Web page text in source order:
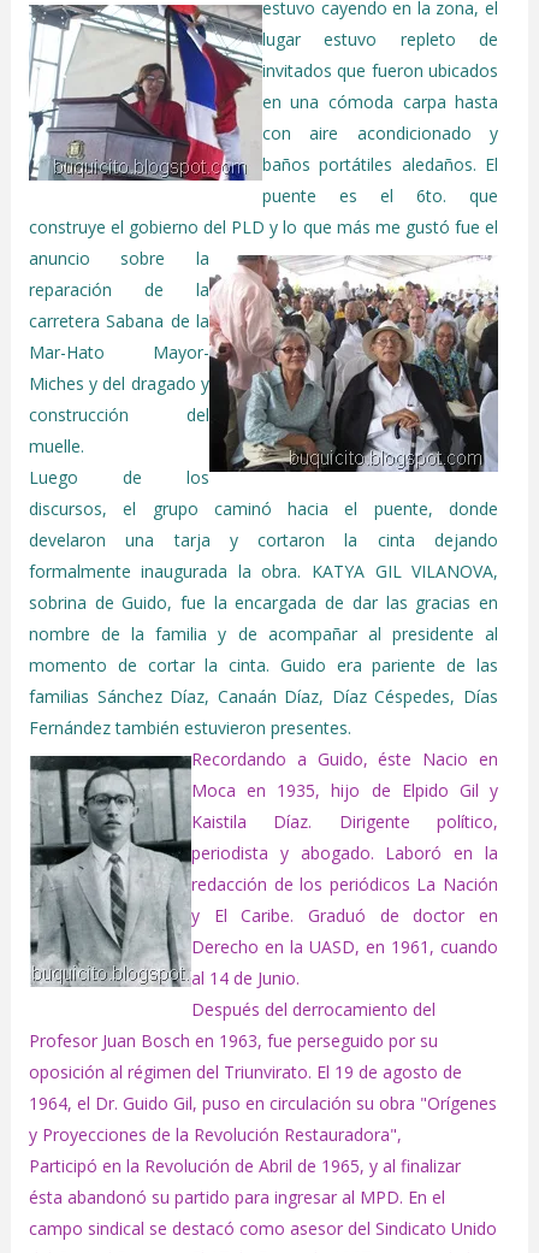
estuvo cayendo en la zona, el
lugar estuvo repleto de
invitados que fueron ubicados
en una cómoda carpa hasta
con aire acondicionado y
baños portátiles aledaños. El
puente es el 6to. que
construye el gobierno del PLD y lo que más me gustó fue el
anuncio sobre la
reparación de la
carretera Sabana de la
Mar-Hato Mayor-
Miches y del dragado y
construcción del
muelle.
Luego de los
discursos, el grupo caminó hacia el puente, donde
develaron una tarja y cortaron la cinta dejando
formalmente inaugurada la obra. KATYA GIL VILANOVA,
sobrina de Guido, fue la encargada de dar las gracias en
nombre de la familia y de acompañar al presidente al
momento de cortar la cinta. Guido era pariente de las
familias Sánchez Díaz, Canaán Díaz, Díaz Céspedes, Días
Fernández también estuvieron presentes.
Recordando a Guido, éste Nacio en
Moca en 1935, hijo de Elpido Gil y
Kaistila Díaz. Dirigente político,
periodista y abogado. Laboró en la
redacción de los periódicos La Nación
y El Caribe. Graduó de doctor en
Derecho en la UASD, en 1961, cuando
al 14 de Junio.
Después del derrocamiento del
Profesor Juan Bosch en 1963, fue perseguido por su
oposición al régimen del Triunvirato. El 19 de agosto de
1964, el Dr. Guido Gil, puso en circulación su obra "Orígenes
y Proyecciones de la Revolución Restauradora",
Participó en la Revolución de Abril de 1965, y al finalizar
ésta abandonó su partido para ingresar al MPD. En el
campo sindical se destacó como asesor del Sindicato Unido